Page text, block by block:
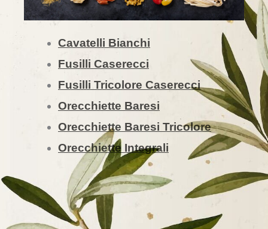
Cavatelli Bianchi
Fusilli Caserecci
Fusilli Tricolore Caserecci
Orecchiette Baresi
Orecchiette Baresi Tricolore
Orecchiette Integrali